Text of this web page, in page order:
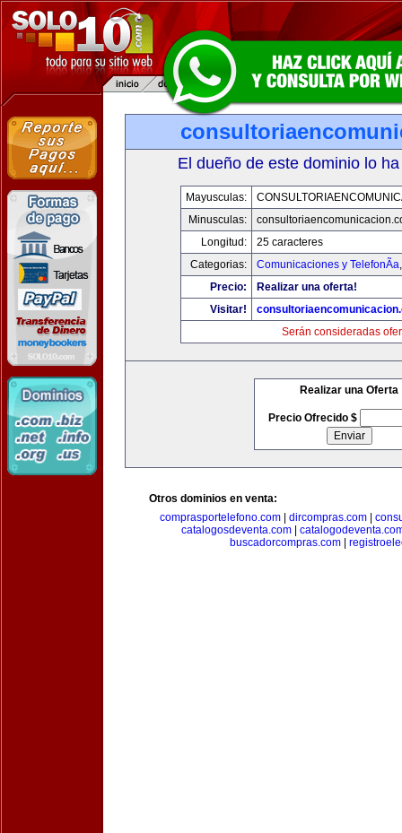
El dueño de este dominio lo
Mayusculas:
Minusculas:
Longitud:
25 caracteres
Categorias:
Comunicaciones y TelefonÃ­a
Precio:
Realizar una oferta!
Visitar!
Serán consideradas
Realizar una Oferta
Precio Ofrecido $
Otros dominios en venta:
comprasportelefono.com
dircompras.com
catalogosdeventa.com
buscadorcompras.com